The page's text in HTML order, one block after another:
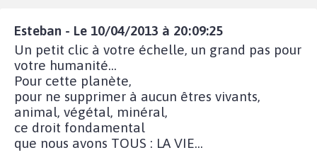
Esteban - Le 10/04/2013 à 20:09:25
Un petit clic à votre échelle, un grand pas pour
votre humanité...
Pour cette planète,
pour ne supprimer à aucun êtres vivants,
animal, végétal, minéral,
ce droit fondamental
que nous avons TOUS : LA VIE...